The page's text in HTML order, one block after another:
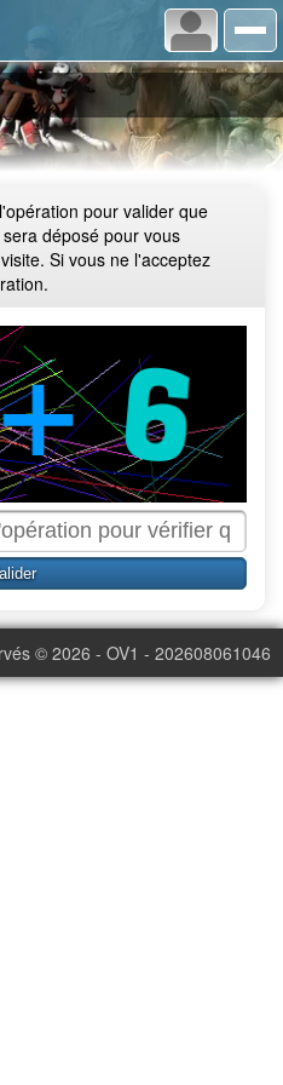
pour valider que
déposé pour vous
Si vous ne l'acceptez
© 2026 - OV1 - 202608061046